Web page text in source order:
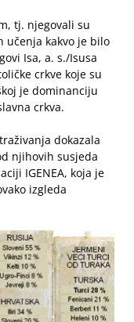
tj. njegovali su
učenja kakvo je bilo
Isa, a. s./Isusa
crkve koje su
je dominanciju
crkva.
dokazala
njihovih susjeda
IGENEA, koja je
izgleda